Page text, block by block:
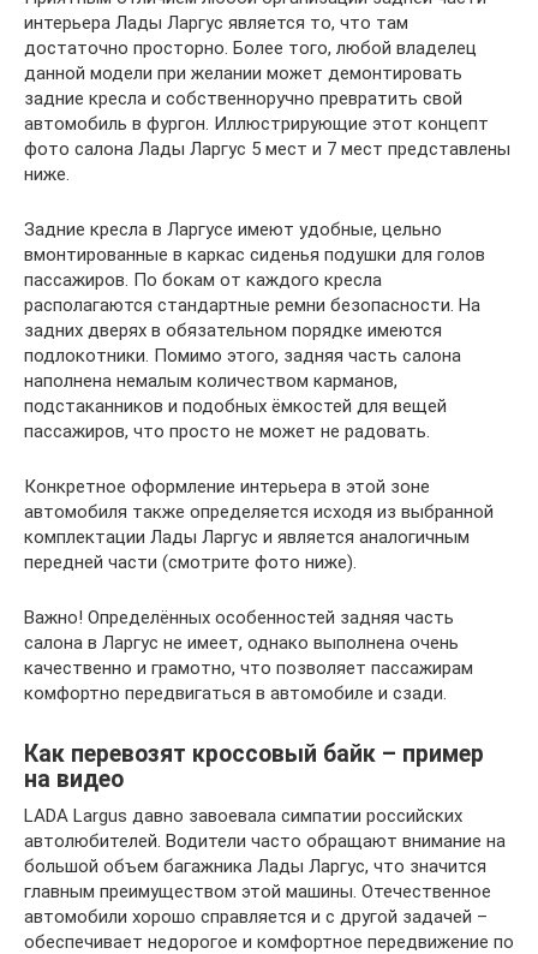
интерьера Лады Ларгус является то, что там
достаточно просторно. Более того, любой владелец
данной модели при желании может демонтировать
задние кресла и собственноручно превратить свой
автомобиль в фургон. Иллюстрирующие этот концепт
фото салона Лады Ларгус 5 мест и 7 мест представлены
ниже.
Задние кресла в Ларгусе имеют удобные, цельно
вмонтированные в каркас сиденья подушки для голов
пассажиров. По бокам от каждого кресла
располагаются стандартные ремни безопасности. На
задних дверях в обязательном порядке имеются
подлокотники. Помимо этого, задняя часть салона
наполнена немалым количеством карманов,
подстаканников и подобных ёмкостей для вещей
пассажиров, что просто не может не радовать.
Конкретное оформление интерьера в этой зоне
автомобиля также определяется исходя из выбранной
комплектации Лады Ларгус и является аналогичным
передней части (смотрите фото ниже).
Важно! Определённых особенностей задняя часть
салона в Ларгус не имеет, однако выполнена очень
качественно и грамотно, что позволяет пассажирам
комфортно передвигаться в автомобиле и сзади.
Как перевозят кроссовый байк – пример
на видео
LADA Largus давно завоевала симпатии российских
автолюбителей. Водители часто обращают внимание на
большой объем багажника Лады Ларгус, что значится
главным преимуществом этой машины. Отечественное
автомобили хорошо справляется и с другой задачей –
обеспечивает недорогое и комфортное передвижение по